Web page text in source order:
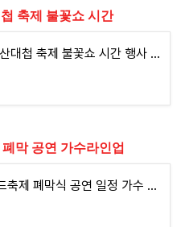
축제 불꽃쇼 시간
2025 통영 한산대첩 축제 불꽃쇼 시간 행사 공연 일정표
막 공연 가수라인업
2025 보령머드축제 폐막식 공연 일정 가수 라인업 불꽃쇼 시간